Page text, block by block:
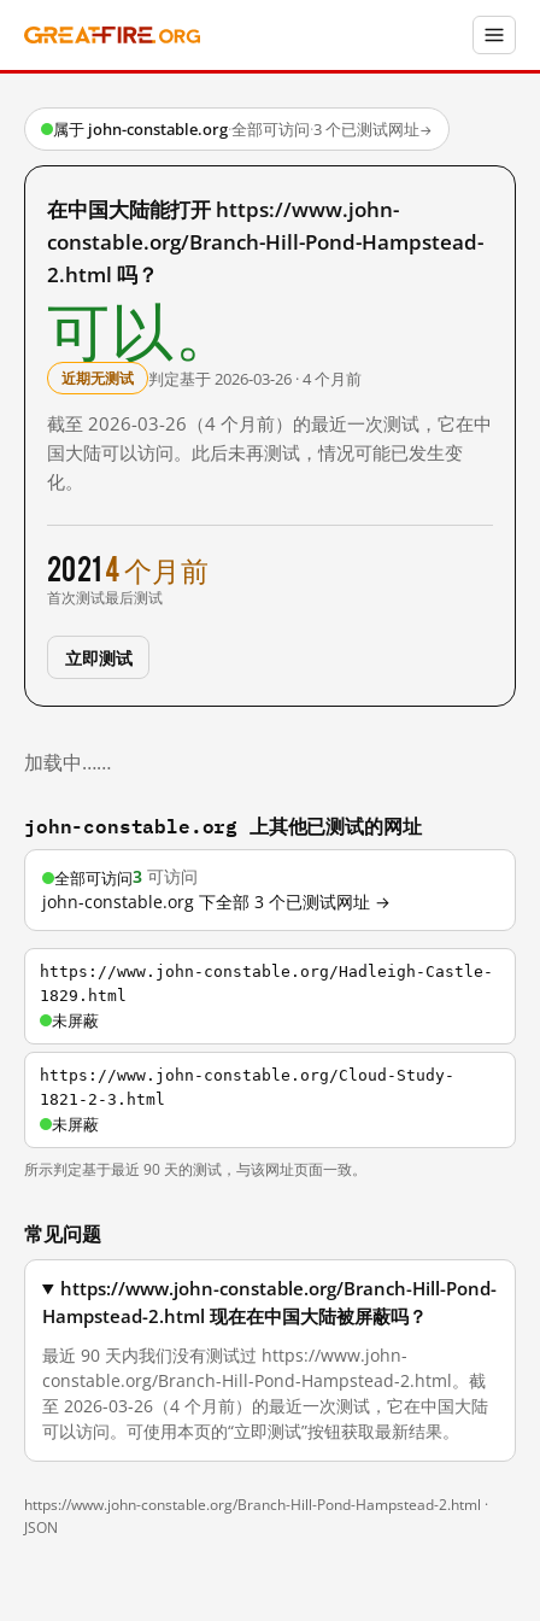
属于 john-constable.org·全部可访问·3 个已测试网址→
在中国大陆能打开 https://www.john-
constable.org/Branch-Hill-Pond-Hampstead-
2.html 吗？
可以。
近期无测试 判定基于 2026-03-26 · 4 个月前
截至 2026-03-26（4 个月前）的最近一次测试，它在中
国大陆可以访问。此后未再测试，情况可能已发生变
化。
2021
首次测试
4 个月前
最后测试
立即测试
加载中……
john-constable.org 上其他已测试的网址
全部可访问3 可访问
john-constable.org 下全部 3 个已测试网址 →
https://www.john-constable.org/Hadleigh-Castle-
1829.html
未屏蔽
https://www.john-constable.org/Cloud-Study-
1821-2-3.html
未屏蔽
所示判定基于最近 90 天的测试，与该网址页面一致。
常见问题
https://www.john-constable.org/Branch-Hill-Pond-
Hampstead-2.html 现在在中国大陆被屏蔽吗？
最近 90 天内我们没有测试过 https://www.john-
constable.org/Branch-Hill-Pond-Hampstead-2.html。截
至 2026-03-26（4 个月前）的最近一次测试，它在中国大陆
可以访问。可使用本页的“立即测试”按钮获取最新结果。
https://www.john-constable.org/Branch-Hill-Pond-Hampstead-2.html ·
JSON